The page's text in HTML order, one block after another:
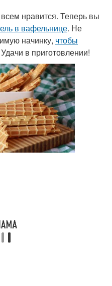
нравится. Теперь вы
в вафельнице. Не
начинку, чтобы
в приготовлении!